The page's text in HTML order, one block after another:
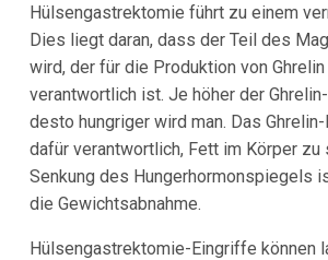
Hülsengastrektomie führt zu einem
Dies liegt daran, dass der Teil des
wird, der für die Produktion von
verantwortlich ist. Je höher der
desto hungriger wird man. Das
dafür verantwortlich, Fett im Körper zu
Senkung des Hungerhormonspiegels
die Gewichtsabnahme.
Hülsengastrektomie-Eingriffe können